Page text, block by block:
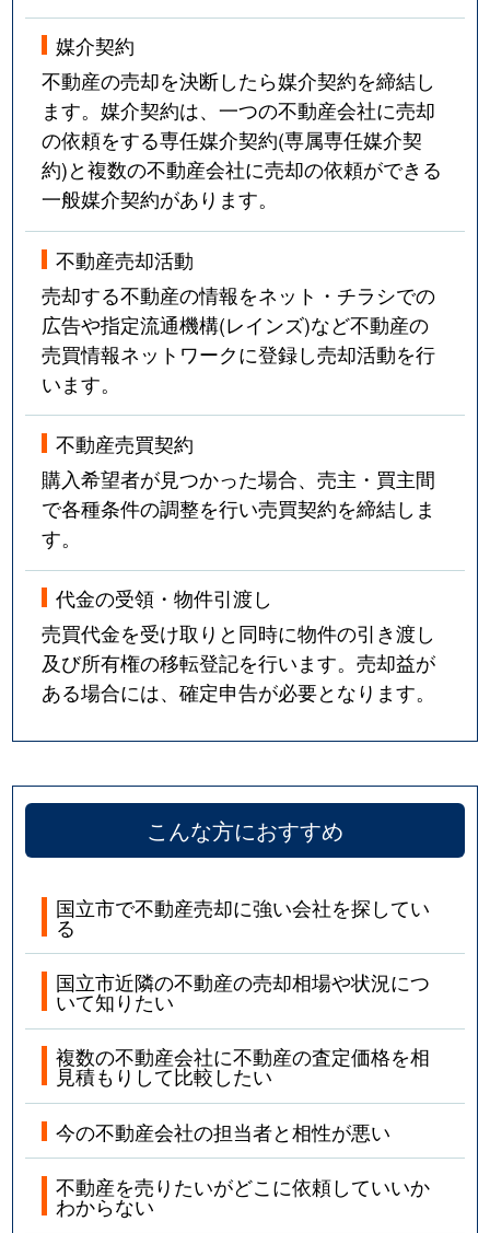
媒介契約
不動産の売却を決断したら媒介契約を締結し
ます。媒介契約は、一つの不動産会社に売却
の依頼をする専任媒介契約(専属専任媒介契
約)と複数の不動産会社に売却の依頼ができる
一般媒介契約があります。
不動産売却活動
売却する不動産の情報をネット・チラシでの
広告や指定流通機構(レインズ)など不動産の
売買情報ネットワークに登録し売却活動を行
います。
不動産売買契約
購入希望者が見つかった場合、売主・買主間
で各種条件の調整を行い売買契約を締結しま
す。
代金の受領・物件引渡し
売買代金を受け取りと同時に物件の引き渡し
及び所有権の移転登記を行います。売却益が
ある場合には、確定申告が必要となります。
こんな方におすすめ
国立市で不動産売却に強い会社を探してい
る
国立市近隣の不動産の売却相場や状況につ
いて知りたい
複数の不動産会社に不動産の査定価格を相
見積もりして比較したい
今の不動産会社の担当者と相性が悪い
不動産を売りたいがどこに依頼していいか
わからない